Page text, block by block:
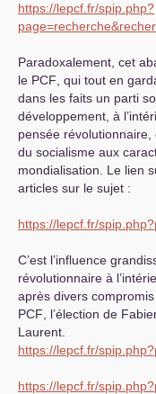
https://lepcf.fr/spip.php?
Paradoxalement, cet
le PCF , qui tout en
dans les faits un parti
développement, à
pensée révolutionnaire,
du socialisme aux
mondialisation. Le lien
articles sur le sujet :
https://lepcf.fr/
C’est l’influence
révolutionnaire à
après divers
PCF , l’élection de
Laurent.
https://lepcf.fr/
https://lepcf.fr/